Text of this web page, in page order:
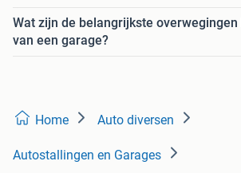
Wat zijn de belangrijkste
van een garage?
Home Auto diversen
Autostallingen en Garages